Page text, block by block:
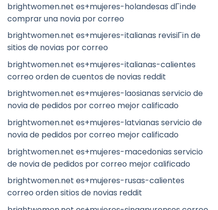
brightwomen.net es+mujeres-holandesas dГіnde
comprar una novia por correo
brightwomen.net es+mujeres-italianas revisiГіn de
sitios de novias por correo
brightwomen.net es+mujeres-italianas-calientes
correo orden de cuentos de novias reddit
brightwomen.net es+mujeres-laosianas servicio de
novia de pedidos por correo mejor calificado
brightwomen.net es+mujeres-latvianas servicio de
novia de pedidos por correo mejor calificado
brightwomen.net es+mujeres-macedonias servicio
de novia de pedidos por correo mejor calificado
brightwomen.net es+mujeres-rusas-calientes
correo orden sitios de novias reddit